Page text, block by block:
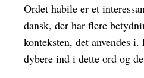
Ordet habile er et
dansk, der har flere
konteksten, det anvendes
dybere ind i dette ord og